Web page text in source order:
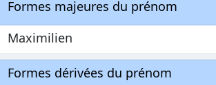
Formes majeures du prénom
Maximilien
Formes dérivées du prénom